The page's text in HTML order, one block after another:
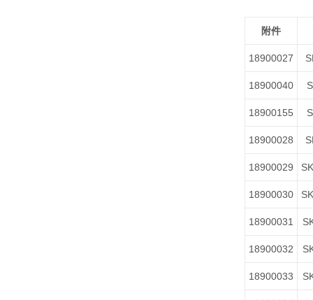
附件
18900027
18900040
18900155
18900028
18900029
18900030
18900031
18900032
18900033